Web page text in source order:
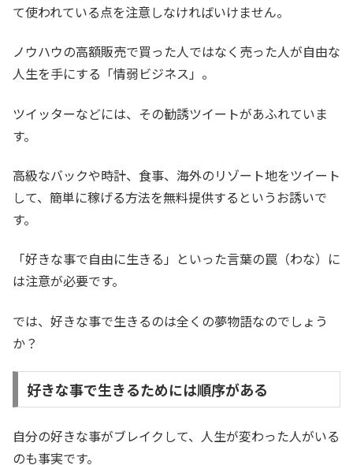
て使われている点を注意しなければいけません。
ノウハウの高額販売で買った人ではなく売った人が自由な
人生を手にする「情弱ビジネス」。
ツイッターなどには、その勧誘ツイートがあふれていま
す。
高級なバックや時計、食事、海外のリゾート地をツイート
して、簡単に稼げる方法を無料提供するというお誘いで
す。
「好きな事で自由に生きる」といった言葉の罠（わな）に
は注意が必要です。
では、好きな事で生きるのは全くの夢物語なのでしょう
か？
好きな事で生きるためには順序がある
自分の好きな事がブレイクして、人生が変わった人がいる
のも事実です。